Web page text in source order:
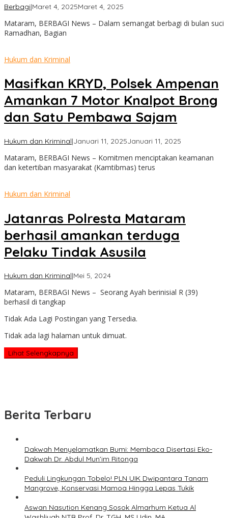
Berbagi|Maret 4, 2025Maret 4, 2025
Mataram, BERBAGI News – Dalam semangat berbagi di bulan suci
Ramadhan, Bagian
Hukum dan Kriminal
Masifkan KRYD, Polsek Ampenan
Amankan 7 Motor Knalpot Brong
dan Satu Pembawa Sajam
Hukum dan Kriminal|Januari 11, 2025Januari 11, 2025
Mataram, BERBAGI News – Komitmen menciptakan keamanan
dan ketertiban masyarakat (Kamtibmas) terus
Hukum dan Kriminal
Jatanras Polresta Mataram
berhasil amankan terduga
Pelaku Tindak Asusila
Hukum dan Kriminal|Mei 5, 2024oleh
Mataram, BERBAGI News – Seorang Ayah berinisial R (39)
berhasil di tangkap
Tidak Ada Lagi Postingan yang Tersedia.
Tidak ada lagi halaman untuk dimuat.
Lihat Selengkapnya
Berita Terbaru
Dakwah Menyelamatkan Bumi: Membaca Disertasi Eko-
Dakwah Dr. Abdul Mun’im Ritonga
Peduli Lingkungan Tobelo! PLN UIK Dwipantara Tanam
Mangrove, Konservasi Mamoa Hingga Lepas Tukik
Aswan Nasution Kenang Sosok Almarhum Ketua Al